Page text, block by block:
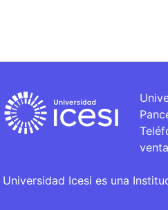
Universidad Icesi es una